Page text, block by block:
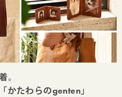
。
かたわらのgenten」